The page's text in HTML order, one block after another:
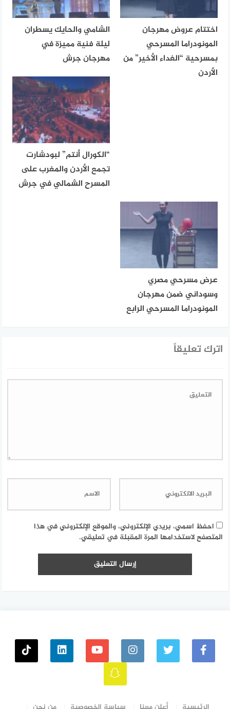
اختتام عروض مهرجان
المونودراما المسرحي
بمسرحية “الغداء الأخير” من
الأردن
الشامي والحايك يسطران
ليلة فنية مميزة في
مهرجان جرش
“الكورال أنتم” لبودشارت
تجمع الأردن والمغرب على
المسرح الشمالي في جرش
عرض مسرحي مصري
وسوداني ضمن مهرجان
المونودراما المسرحي الرابع
اترك تعليقاً
احفظ اسمي، بريدي الإلكتروني، والموقع الإلكتروني في هذا
المتصفح لاستخدامها المرة المقبلة في تعليقي.